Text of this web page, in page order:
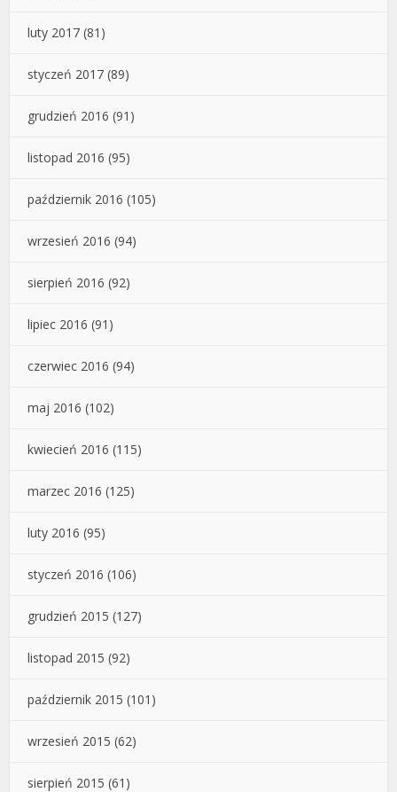
luty 2017 (81)
styczeń 2017 (89)
grudzień 2016 (91)
listopad 2016 (95)
październik 2016 (105)
wrzesień 2016 (94)
sierpień 2016 (92)
lipiec 2016 (91)
czerwiec 2016 (94)
maj 2016 (102)
kwiecień 2016 (115)
marzec 2016 (125)
luty 2016 (95)
styczeń 2016 (106)
grudzień 2015 (127)
listopad 2015 (92)
październik 2015 (101)
wrzesień 2015 (62)
sierpień 2015 (61)